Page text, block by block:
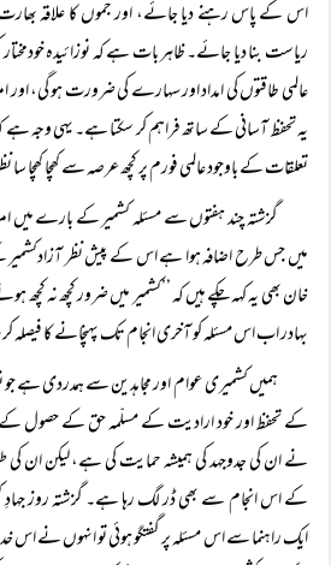
اس کے پاس رہنے دیا جائے، اور جموں کا علاقہ بھارت
ریاست بنا دیا جائے۔ ظاہر بات ہے کہ نوزائیدہ
عالمی طاقتوں کی امداد اور سہارے کی ضرورت ہو گی، اور
یہ تحفظ آسانی کے ساتھ فراہم کر سکتا ہے۔ یہی وجہ ہے
تعلقات کے باوجود عالمی فورم پر کچھ عرصہ سے کھچا کھچا سا
گزشتہ چند ہفتوں سے مسئلہ کشمیر کے بارے میں
میں جس طرح اضافہ ہوا ہے اس کے پیش نظر آزادکشمیر
خان بھی یہ کہہ چکے ہیں کہ ’’کشمیر میں ضرور کچھ نہ کچھ
بہادر اب اس مسئلہ کو آخری انجام تک پہنچانے کا فیصلہ
ہمیں کشمیری عوام اور مجاہدین سے ہمدردی
کے تحفظ اور خود ارادیت کے مسلّمہ حق کے حصول کے
نے ان کی جدوجہد کی ہمیشہ حمایت کی ہے، لیکن ان کی
کے اس انجام سے بھی ڈر لگ رہا ہے۔ گزشتہ روز جہادِ
ایک راہنما سے اس مسئلہ پر گفتگو ہوئی تو انہوں نے اس